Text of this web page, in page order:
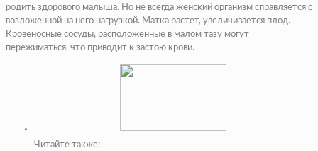
родить здорового малыша. Но не всегда женский организм справляется с
возложенной на него нагрузкой. Матка растет, увеличивается плод.
Кровеносные сосуды, расположенные в малом тазу могут
пережиматься, что приводит к застою крови.
Читайте также: